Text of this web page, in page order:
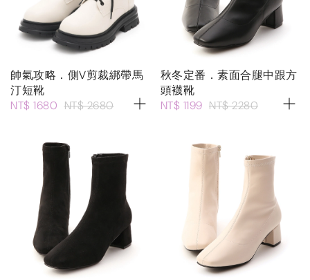
帥氣攻略．側V剪裁綁帶馬
汀短靴
NT$ 1680 NT$ 2680
秋冬定番．素面合腿中跟方
頭襪靴
NT$ 1199 NT$ 2280